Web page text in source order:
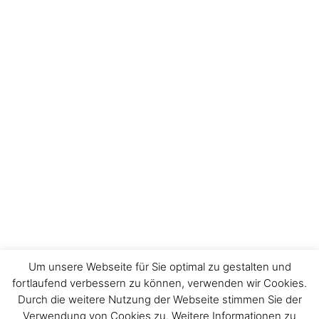
Um unsere Webseite für Sie optimal zu gestalten und
fortlaufend verbessern zu können, verwenden wir Cookies.
Durch die weitere Nutzung der Webseite stimmen Sie der
Verwendung von Cookies zu. Weitere Informationen zu